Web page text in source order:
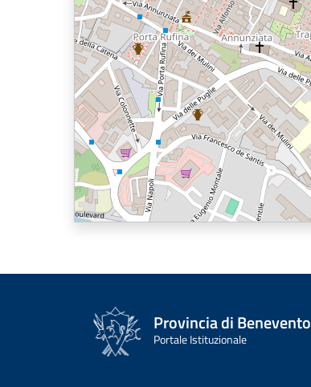
Provincia di Benevento
Portale Istituzionale